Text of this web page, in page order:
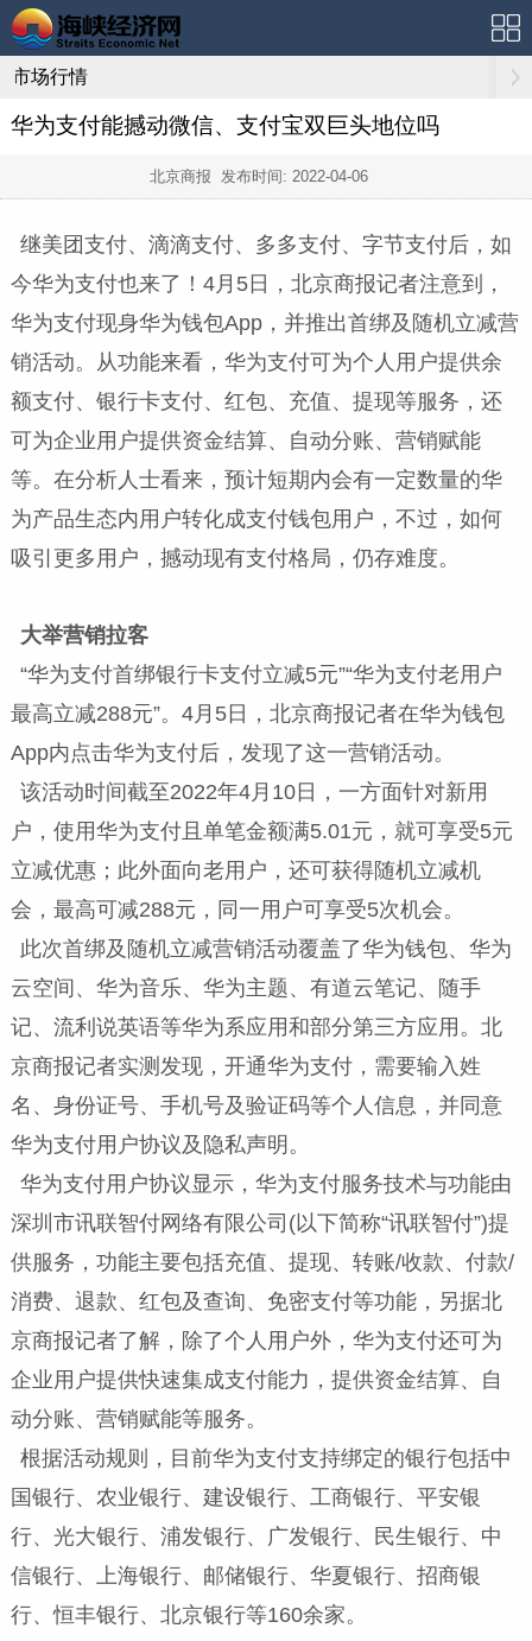
市场行情
华为支付能撼动微信、支付宝双巨头地位吗
北京商报 发布时间: 2022-04-06
继美团支付、滴滴支付、多多支付、字节支付后，如
今华为支付也来了！4月5日，北京商报记者注意到，
华为支付现身华为钱包App，并推出首绑及随机立减营
销活动。从功能来看，华为支付可为个人用户提供余
额支付、银行卡支付、红包、充值、提现等服务，还
可为企业用户提供资金结算、自动分账、营销赋能
等。在分析人士看来，预计短期内会有一定数量的华
为产品生态内用户转化成支付钱包用户，不过，如何
吸引更多用户，撼动现有支付格局，仍存难度。
大举营销拉客
“华为支付首绑银行卡支付立减5元”“华为支付老用户
最高立减288元”。4月5日，北京商报记者在华为钱包
App内点击华为支付后，发现了这一营销活动。
该活动时间截至2022年4月10日，一方面针对新用
户，使用华为支付且单笔金额满5.01元，就可享受5元
立减优惠；此外面向老用户，还可获得随机立减机
会，最高可减288元，同一用户可享受5次机会。
此次首绑及随机立减营销活动覆盖了华为钱包、华为
云空间、华为音乐、华为主题、有道云笔记、随手
记、流利说英语等华为系应用和部分第三方应用。北
京商报记者实测发现，开通华为支付，需要输入姓
名、身份证号、手机号及验证码等个人信息，并同意
华为支付用户协议及隐私声明。
华为支付用户协议显示，华为支付服务技术与功能由
深圳市讯联智付网络有限公司(以下简称“讯联智付”)提
供服务，功能主要包括充值、提现、转账/收款、付款/
消费、退款、红包及查询、免密支付等功能，另据北
京商报记者了解，除了个人用户外，华为支付还可为
企业用户提供快速集成支付能力，提供资金结算、自
动分账、营销赋能等服务。
根据活动规则，目前华为支付支持绑定的银行包括中
国银行、农业银行、建设银行、工商银行、平安银
行、光大银行、浦发银行、广发银行、民生银行、中
信银行、上海银行、邮储银行、华夏银行、招商银
行、恒丰银行、北京银行等160余家。